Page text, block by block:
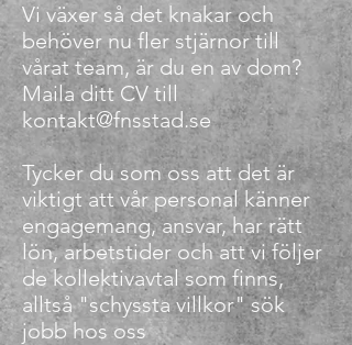
Vi växer så det knakar och
behöver nu fler stjärnor till
vårat team, är du en av dom?
Maila ditt CV till
kontakt@fnsstad.se
Tycker du som oss att det är
viktigt att vår personal känner
engagemang, ansvar, har rätt
lön, arbetstider och att vi följer
de kollektivavtal som finns,
alltså "schyssta villkor" sök
jobb hos oss